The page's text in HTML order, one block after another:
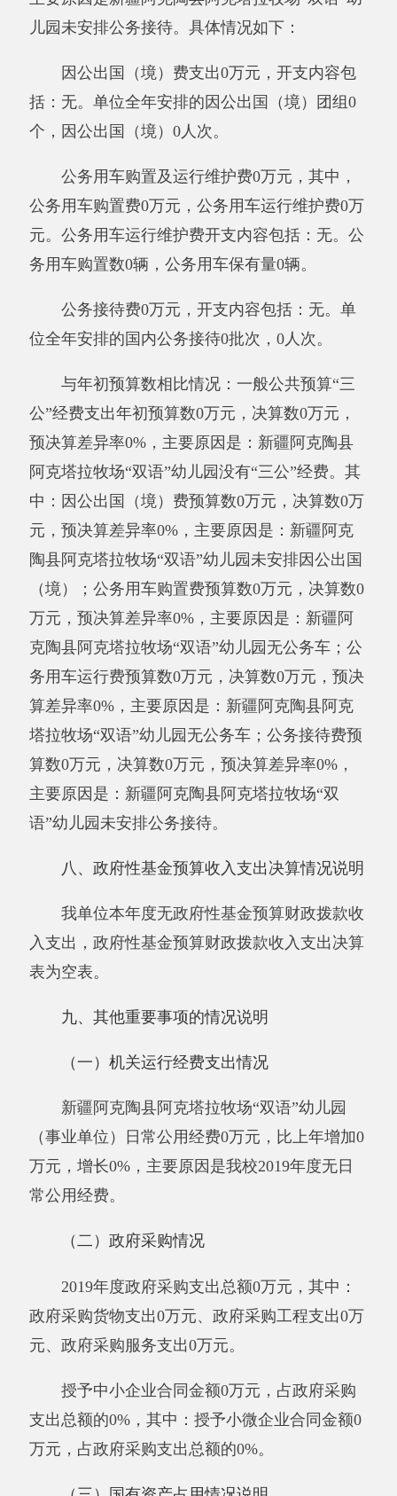
务用车运行费预算数0万元，决算数0万元，预决
算差异率0%，主要原因是：新疆阿克陶县阿克
算数0万元，决算数0万元，预决算差异率0%，
主要原因是：新疆阿克陶县阿克塔拉牧场“双
语”幼儿园未安排公务接待。
八、政府性基金预算收入支出决算情况说明
我单位本年度无政府性基金预算财政拨款收
入支出，政府性基金预算财政拨款收入支出决算
表为空表。
九、其他重要事项的情况说明
（一）机关运行经费支出情况
新疆阿克陶县阿克塔拉牧场“双语”幼儿园
（事业单位）日常公用经费0万元，比上年增加0
万元，增长0%，主要原因是我校2019年度无日
常公用经费。
（二）政府采购情况
政府采购货物支出0万元、政府采购工程支出0万
元、政府采购服务支出0万元。
授予中小企业合同金额0万元，占政府采购
万元，占政府采购支出总额的0%。
（三）国有资产占用情况说明
截止2019年12月31日，单位共有房屋0（平
方米），价值0万元。车辆0辆，价值0万元，其
中：副部（省）级及以上领导用车0辆、主要领
车0辆、执法执勤用车0辆、特种专业技术用车0
车主要是：无；单位价值50万元以上通用设备0
台（套）、单位价值100万元以上专用设备0台
（套）。
十、预算绩效的情况说明
根据预算绩效管理要求，我单位2019年度开
算绩效管理取得成效：无。发现的问题及原因：
无。下一步改进措施：无。具体项目自评情况附
项目支出绩效自评表：无。
第三部分 专业名词解释
财政拨款收入：指同级财政当年拨付的资
上级补助收入：指事业单位从主管部门和上
其辅助活动所取得的收入。